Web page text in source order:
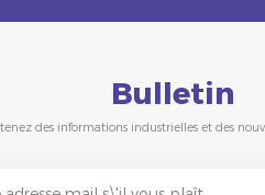
Bulletin
des informations industrielles et des